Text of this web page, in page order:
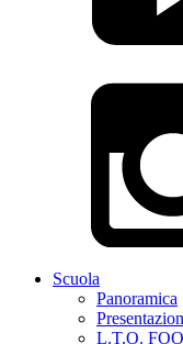
Scuola
Panoramica
L.T.O.